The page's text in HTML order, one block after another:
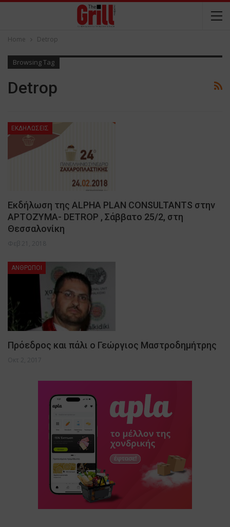
Home Detrop
Browsing Tag
Detrop
ΕΚΔΗΛΩΣΕΙΣ
Εκδήλωση της ALPHA PLAN CONSULTANTS στην
ΑΡΤΟΖΥΜΑ- DETROP , Σάββατο 25/2, στη
Θεσσαλονίκη
Φεβ 21, 2018
ΑΝΘΡΩΠΟΙ
Πρόεδρος και πάλι ο Γεώργιος Μαστροδημήτρης
Οκτ 2, 2017